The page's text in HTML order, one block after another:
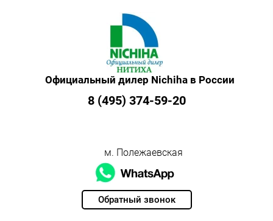
Обратный звонок
Официальный дилер Nichiha в России
8 (495) 374-59-20
м. Полежаевская